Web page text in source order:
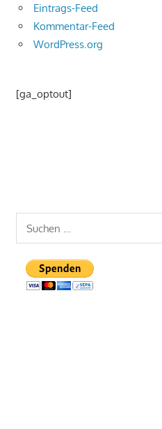
Eintrags-Feed
Kommentar-Feed
WordPress.org
[ga_optout]